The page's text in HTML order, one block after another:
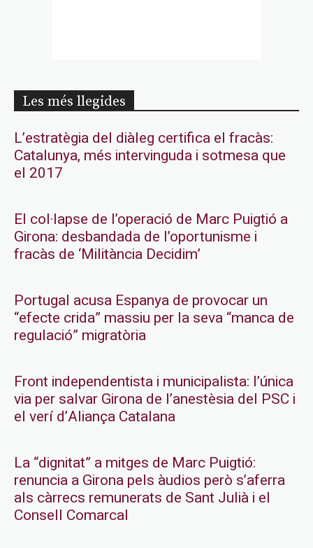
Les més llegides
L’estratègia del diàleg certifica el fracàs:
Catalunya, més intervinguda i sotmesa que
el 2017
El col·lapse de l’operació de Marc Puigtió a
Girona: desbandada de l’oportunisme i
fracàs de ‘Militància Decidim’
Portugal acusa Espanya de provocar un
“efecte crida” massiu per la seva “manca de
regulació” migratòria
Front independentista i municipalista: l’única
via per salvar Girona de l’anestèsia del PSC i
el verí d’Aliança Catalana
La “dignitat” a mitges de Marc Puigtió:
renuncia a Girona pels àudios però s’aferra
als càrrecs remunerats de Sant Julià i el
Consell Comarcal